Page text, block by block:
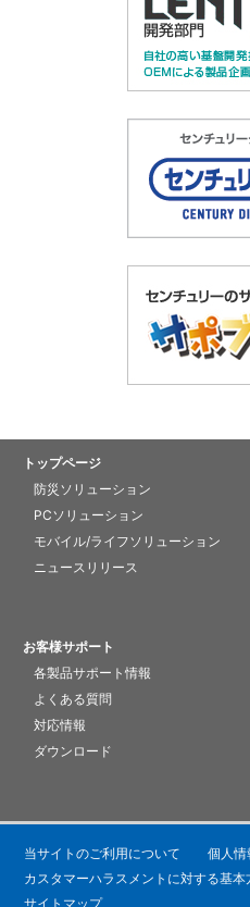
トップページ
防災ソリューション
PCソリューション
モバイル/ライフソリューション
ニュースリリース
お客様サポート
各製品サポート情報
よくある質問
対応情報
ダウンロード
当サイトのご利用について
個人情
カスタマーハラスメントに対する基本
サイトマップ